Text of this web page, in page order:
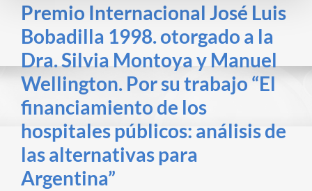
Premio Internacional José Luis
Bobadilla 1998. otorgado a la
Dra. Silvia Montoya y Manuel
Wellington. Por su trabajo “El
financiamiento de los
hospitales públicos: análisis de
las alternativas para
Argentina”